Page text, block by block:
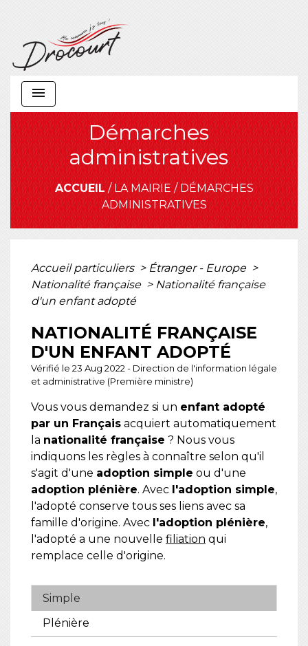
menu
Démarches
administratives
ACCUEIL/LA MAIRIE/DÉMARCHES
ADMINISTRATIVES
Accueil particuliers > Étranger - Europe >
Nationalité française > Nationalité française
d'un enfant adopté
NATIONALITÉ FRANÇAISE
D'UN ENFANT ADOPTÉ
Vérifié le 23 Aug 2022 - Direction de l'information légale
et administrative (Première ministre)
Vous vous demandez si un enfant adopté
par un Français acquiert automatiquement
la nationalité française ? Nous vous
indiquons les règles à connaître selon qu'il
s'agit d'une adoption simple ou d'une
adoption plénière. Avec l'adoption simple,
l'adopté conserve tous ses liens avec sa
famille d'origine. Avec l'adoption plénière,
l'adopté a une nouvelle filiation qui
remplace celle d'origine.
Simple
Plénière